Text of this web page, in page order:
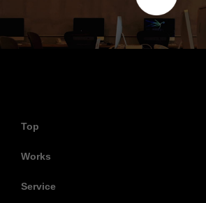
Top
Works
Service